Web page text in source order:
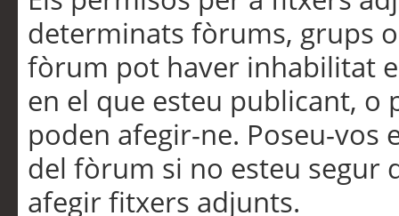
determinats fòrums, grups
fòrum pot haver inhabilitat
en el que esteu publicant,
poden afegir-ne. Poseu-vos
del fòrum si no esteu segur
afegir fitxers adjunts.